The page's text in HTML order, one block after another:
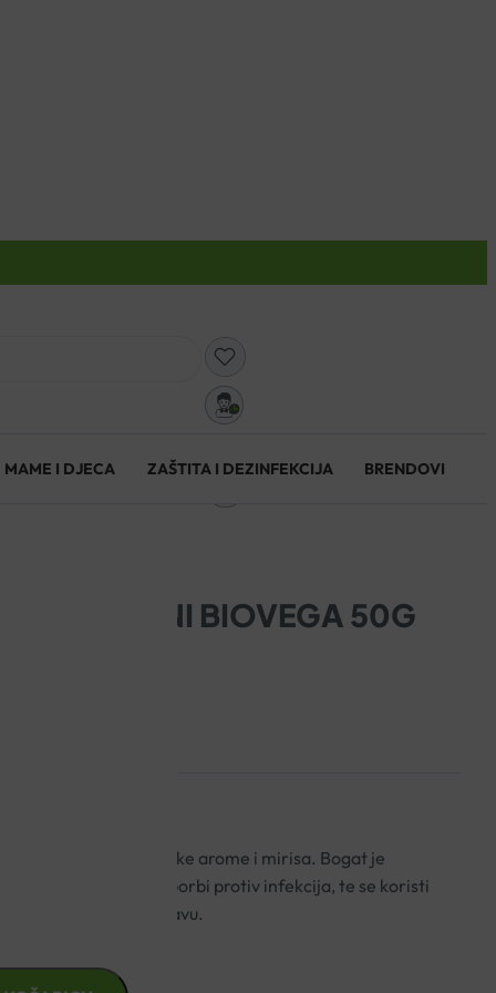
MAME I DJECA ZAŠTITA I DEZINFEKCIJA BRENDOVI
MLJEVENI BIOVEGA 50G
uzgoja, vrhunske arome i mirisa. Bogat je
su vrlo važni borci u borbi protiv infekcija, te se koristi
slabosti ili za probavu.